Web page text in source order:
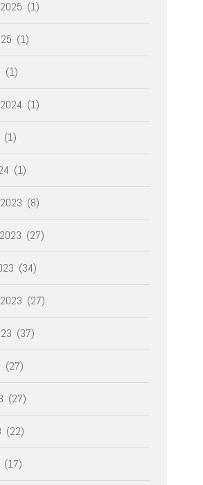
(1)
(1)
(1)
(1)
(1)
(1)
(8)
(27)
(34)
(27)
(37)
(27)
(27)
(22)
(17)